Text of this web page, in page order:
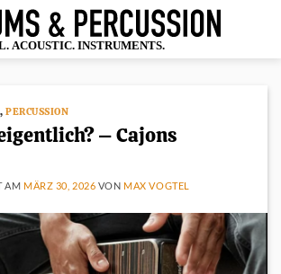
, PERCUSSION
– Cajons
AM MÄRZ 30, 2026 VON MAX VOGTEL